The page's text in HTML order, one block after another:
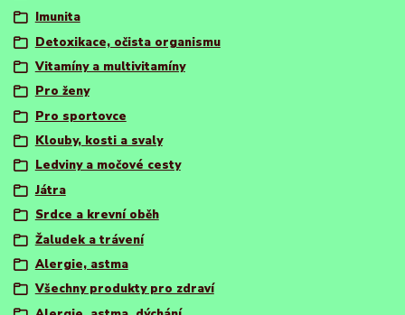
Imunita
Detoxikace, očista organismu
Vitamíny a multivitamíny
Pro ženy
Pro sportovce
Klouby, kosti a svaly
Ledviny a močové cesty
Játra
Srdce a krevní oběh
Žaludek a trávení
Alergie, astma
Všechny produkty pro zdraví